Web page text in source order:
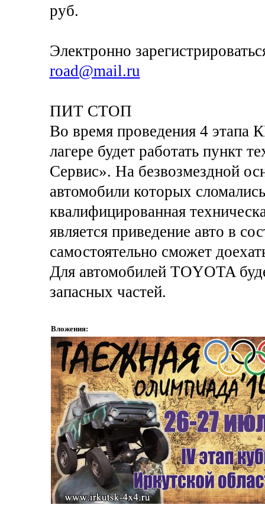
руб.
Электронно
road@mail.ru
ПИТ СТОП
Во время проведения 4 этапа
лагере будет работать
Сервис». На безвозмездной
автомобили которых
квалифицированная
является приведение авто в
самостоятельно сможет
Для автомобилей TOYOTA
запасных частей.
Вложения: